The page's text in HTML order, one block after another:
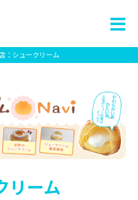
：シュークリーム
リーム